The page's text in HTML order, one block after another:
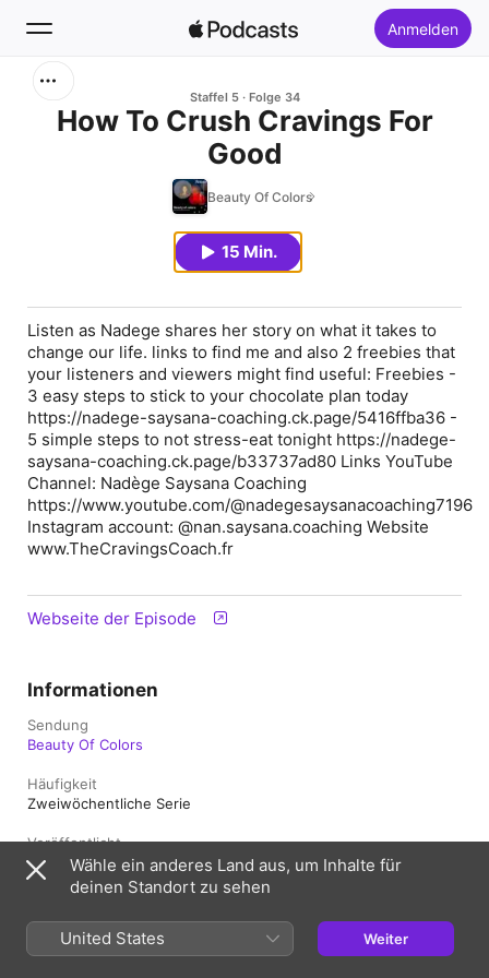
Anmelden
Staffel 5 Folge 34
How To Crush Cravings For
Good
Beauty Of Colors
15 Min.
Listen as Nadege shares her story on what it takes to
change our life. links to find me and also 2 freebies that
your listeners and viewers might find useful: Freebies -
3 easy steps to stick to your chocolate plan today
https://nadege-saysana-coaching.ck.page/5416ffba36 -
5 simple steps to not stress-eat tonight https://nadege-
saysana-coaching.ck.page/b33737ad80 Links YouTube
Channel: Nadège Saysana Coaching
https://www.youtube.com/@nadegesaysanacoaching7196
Instagram account: @nan.saysana.coaching Website
www.TheCravingsCoach.fr
Webseite der Episode
Informationen
Sendung
Beauty Of Colors
Häufigkeit
Zweiwöchentliche Serie
Veröffentlicht
6. Oktober 2024 um 21:36 UTC
15 Min.
Staffel
Wähle ein anderes Land aus, um Inhalte für
deinen Standort zu sehen
United States Weiter